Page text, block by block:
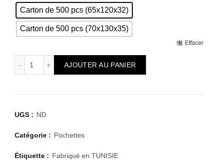
Carton de 500 pcs (65x120x32)
Carton de 500 pcs (70x130x35)
Effacer
AJOUTER AU PANIER
UGS : ND
Catégorie : Pochettes
Étiquette : Fabriqué en TUNISIE